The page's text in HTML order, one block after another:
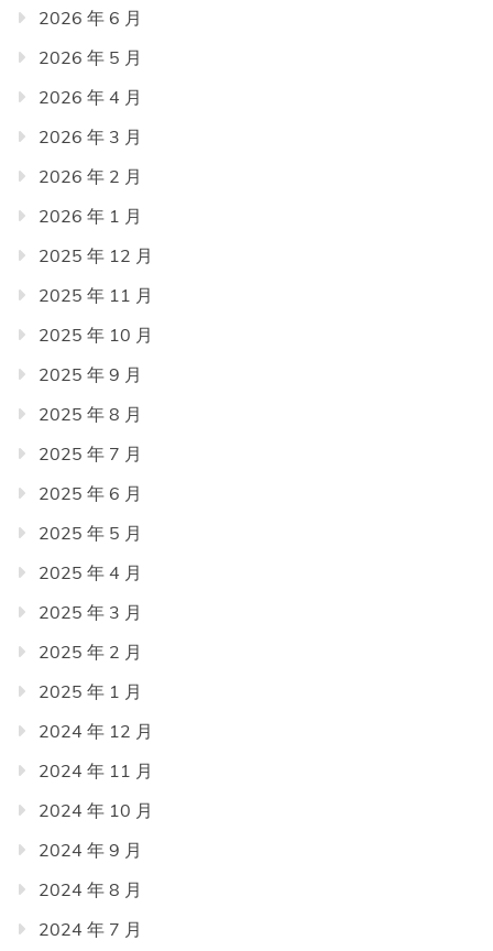
2026 年 6 月
2026 年 5 月
2026 年 4 月
2026 年 3 月
2026 年 2 月
2026 年 1 月
2025 年 12 月
2025 年 11 月
2025 年 10 月
2025 年 9 月
2025 年 8 月
2025 年 7 月
2025 年 6 月
2025 年 5 月
2025 年 4 月
2025 年 3 月
2025 年 2 月
2025 年 1 月
2024 年 12 月
2024 年 11 月
2024 年 10 月
2024 年 9 月
2024 年 8 月
2024 年 7 月